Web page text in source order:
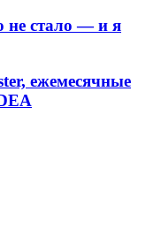
не стало — и я
ежемесячные